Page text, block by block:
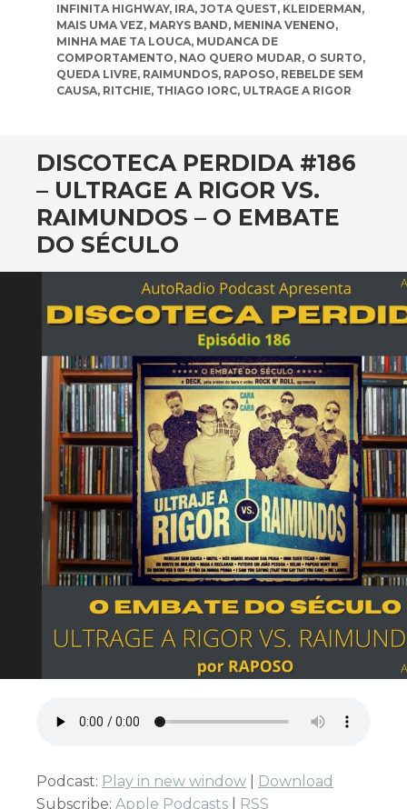
INFINITA HIGHWAY, IRA, JOTA QUEST, KLEIDERMAN,
MAIS UMA VEZ, MARYS BAND, MENINA VENENO,
MINHA MAE TA LOUCA, MUDANCA DE
COMPORTAMENTO, NAO QUERO MUDAR, O SURTO,
QUEDA LIVRE, RAIMUNDOS, RAPOSO, REBELDE SEM
CAUSA, RITCHIE, THIAGO IORC, ULTRAGE A RIGOR
DISCOTECA PERDIDA #186
– ULTRAGE A RIGOR VS.
RAIMUNDOS – O EMBATE
DO SÉCULO
Podcast: Play in new window
Download
Subscribe: Apple Podcasts RSS